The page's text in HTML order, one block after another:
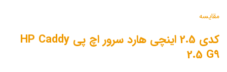
مقایسه
کدی 2.5 اینچی هارد سرور اچ پی HP Caddy
2.5 G9